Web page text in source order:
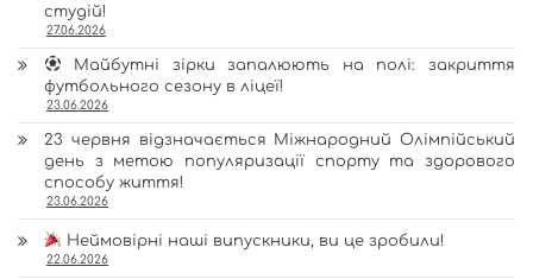
студій!
27.06.2026
Майбутні зірки запалюють на полі: закриття
футбольного сезону в ліцеї!
23.06.2026
23 червня відзначається Міжнародний Олімпійський
день з метою популяризації спорту та здорового
способу життя!
23.06.2026
Неймовірні наші випускники, ви це зробили!
22.06.2026